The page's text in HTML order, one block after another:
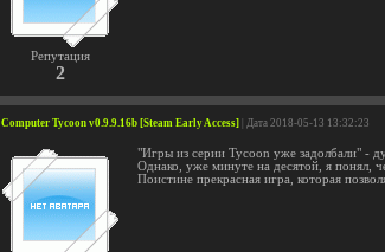
Репутация
2
Computer Tycoon v0.9.9.16b [Steam Early Access] | Дата 2018-05-13 13:32:23
"Игры из серии Tycoon уже задолбали" -
Однако, уже минуте на десятой, я понял,
Поистине прекрасная игра, которая